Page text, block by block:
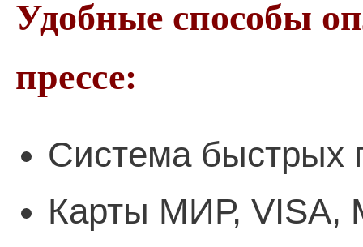
Удобные способы
прессе:
Система быстрых
Карты МИР, VISA,